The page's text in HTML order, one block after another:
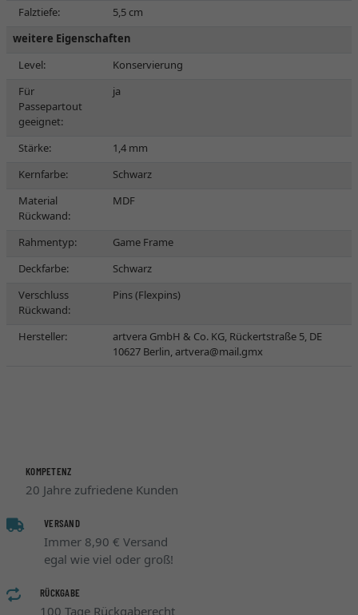
Falztiefe:
5,5 cm
weitere Eigenschaften
Level:
Konservierung
Für
Passepartout
geeignet:
ja
Stärke:
1,4 mm
Kernfarbe:
Schwarz
Material
Rückwand:
MDF
Rahmentyp:
Game Frame
Deckfarbe:
Schwarz
Verschluss
Rückwand:
Pins (Flexpins)
Hersteller:
artvera GmbH & Co. KG, Rückertstraße 5, DE
10627 Berlin,artvera@mail.gmx
KOMPETENZ
20 Jahre zufriedene Kunden
VERSAND
Immer 8,90 € Versand
egal wie viel oder groß!
RÜCKGABE
100 Tage Rückgaberecht